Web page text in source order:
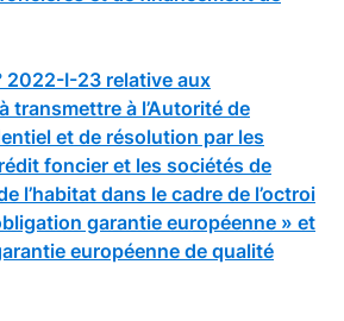
2022-I-23 relative aux
transmettre à l’Autorité de
et de résolution par les
foncier et les sociétés de
l’habitat dans le cadre de l’octroi
garantie européenne » et
européenne de qualité